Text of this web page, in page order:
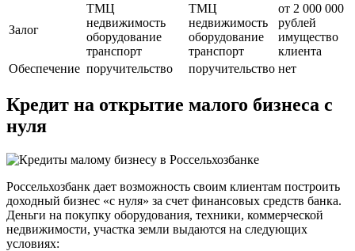
Залог
ТМЦ
недвижимость
оборудование
транспорт
ТМЦ
недвижимость
оборудование
транспорт
от 2 000 000
рублей
имущество
клиента
Обеспечение поручительство поручительство нет
Кредит на открытие малого бизнеса с
нуля
Россельхозбанк дает возможность своим клиентам построить
доходный бизнес «с нуля» за счет финансовых средств банка.
Деньги на покупку оборудования, техники, коммерческой
недвижимости, участка земли выдаются на следующих
условиях: